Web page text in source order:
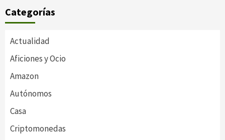
Categorías
Actualidad
Aficiones y Ocio
Amazon
Autónomos
Casa
Criptomonedas